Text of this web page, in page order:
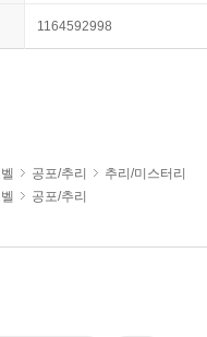
1164592998
공포/추리
추리/미스터리
공포/추리